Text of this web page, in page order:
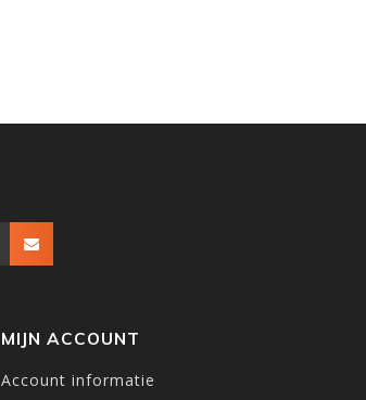
MIJN ACCOUNT
Account informatie